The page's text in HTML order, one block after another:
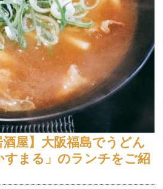
酒屋】大阪福島でうどん
すまる」のランチをご紹